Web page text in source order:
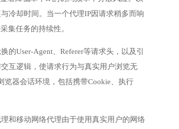
冷却时间。当一个代理IP因请求稍多而响
集任务的持续性。
的User-Agent、Referer等请求头，以及引
互逻辑，使请求行为与真实用户浏览无
器会话环境，包括携带Cookie、执行
和移动网络代理由于使用真实用户的网络